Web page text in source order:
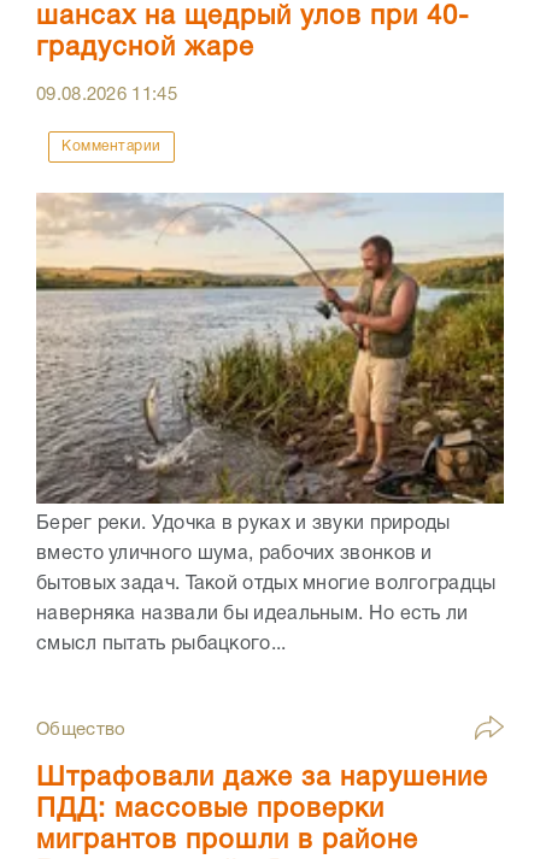
шансах на щедрый улов при 40-
градусной жаре
09.08.2026 11:45
Комментарии
Берег реки. Удочка в руках и звуки природы
вместо уличного шума, рабочих звонков и
бытовых задач. Такой отдых многие волгоградцы
наверняка назвали бы идеальным. Но есть ли
смысл пытать рыбацкого...
Общество
Штрафовали даже за нарушение
ПДД: массовые проверки
мигрантов прошли в районе